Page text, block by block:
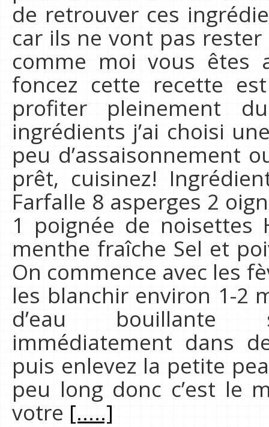
de retrouver ces
car ils ne vont pas
comme moi vous êtes
foncez cette recette
profiter pleinement
ingrédients j’ai choisi
peu d’assaisonnement
prêt, cuisinez!
Farfalle 8 asperges 2
1 poignée de noisettes
menthe fraîche Sel et
On commence avec les
les blanchir environ 1-2
d’eau bouillante
immédiatement dans
puis enlevez la petite
peu long donc c’est le
votre [.....]